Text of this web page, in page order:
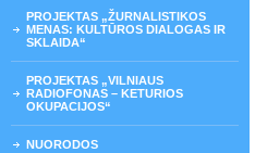
PROJEKTAS „ŽURNALISTIKOS
MENAS: KULTŪROS DIALOGAS IR
SKLAIDA“
PROJEKTAS „VILNIAUS
RADIOFONAS – KETURIOS
OKUPACIJOS“
NUORODOS